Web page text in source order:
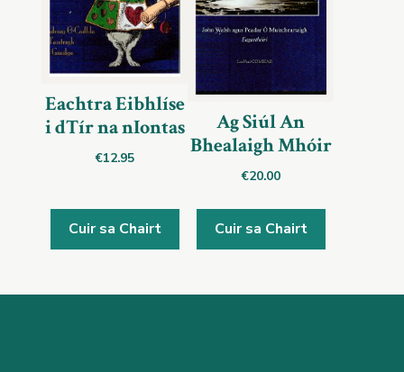
Eachtra Eibhlíse
i dTír na nIontas
€12.95
Cuir sa Chairt
Ag Siúl An
Bhealaigh Mhóir
€20.00
Cuir sa Chairt